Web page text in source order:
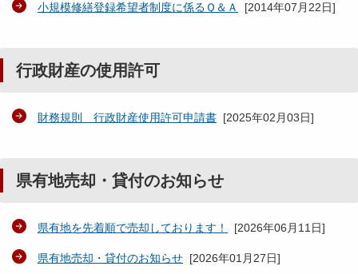
小規模修繕登録希望者制度に係るＱ＆Ａ [2014年07月22日]
行政財産の使用許可
財務規則 行政財産使用許可申請書 [2025年02月03日]
県有地売却・貸付のお知らせ
県有地を先着順で売却しております！ [2026年06月11日]
県有地売却・貸付のお知らせ [2026年01月27日]